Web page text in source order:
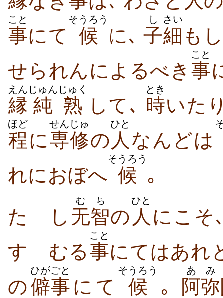
事
こと
にて 候
そうろう
に､ 子
し
細
さい
も
せられんによるべき 事
こと
縁
えん
純熟
じゅんじゅく
して､ 時
とき
いた
程
ほど
に専修
せんじゅ
の 人
ひと
なんどは
れにおぼへ 候
そうろう
｡
たゞし 无智
むち
の 人
ひと
にこ
すゝむる事
こと
にてはあれ
の僻事
ひがごと
にて 候
そうろう
｡ 阿
あ み